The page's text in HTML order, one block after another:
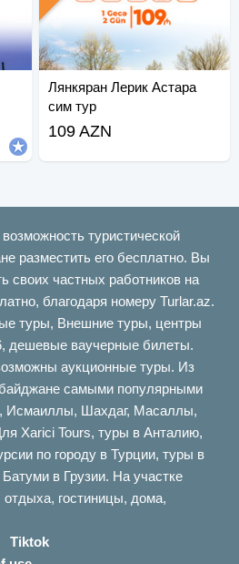
Лянкяран Лерик Астара
сим тур
109 AZN
туристической
разместить его бесплатно. Вы
своих частных работников на
благодаря номеру Turlar.az.
туры, Внешние туры, центры
дешевые ваучерные билеты.
аукционные туры. Из
самыми популярными
Исмаиллы, Шахдаг, Масаллы,
Xarici Tours, туры в Анталию,
по городу в Турции, туры в
в Грузии. На участке
гостиницы, дома,
Tiktok